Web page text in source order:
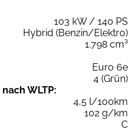
103 kW / 140 PS
Hybrid (Benzin/Elektro)
1.798 cm³
Euro 6e
4 (Grün)
WLTP:
4,5 l/100km
102 g/km
C